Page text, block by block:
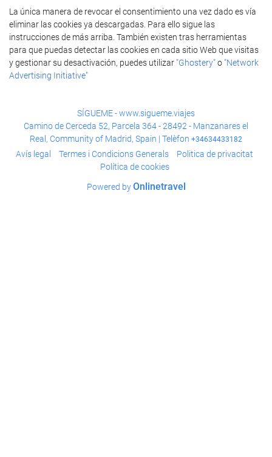
La única manera de revocar el consentimiento una vez dado es vía
eliminar las cookies ya descargadas. Para ello sigue las
instrucciones de más arriba. También existen tras herramientas
para que puedas detectar las cookies en cada sitio Web que visitas
y gestionar su desactivación, puedes utilizar "Ghostery"o "Network
Advertising Initiative"
SÍGUEME - www.sigueme.viajes
Camino de Cerceda 52, Parcela 364 - 28492 - Manzanares el
Real, Community of Madrid, Spain | Telèfon +34634433182
Avís legal Termes i Condicions Generals
Poli­tica de privacitat
Política de cookies
Powered byOnlinetravel